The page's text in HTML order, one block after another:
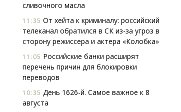
сливочного масла
11:35 От хейта к криминалу: российский
телеканал обратился в СК из-за угроз в
сторону режиссера и актера «Колобка»
11:05 Российские банки расширят
перечень причин для блокировки
переводов
10:35 День 1626-й. Самое важное к 8
августа